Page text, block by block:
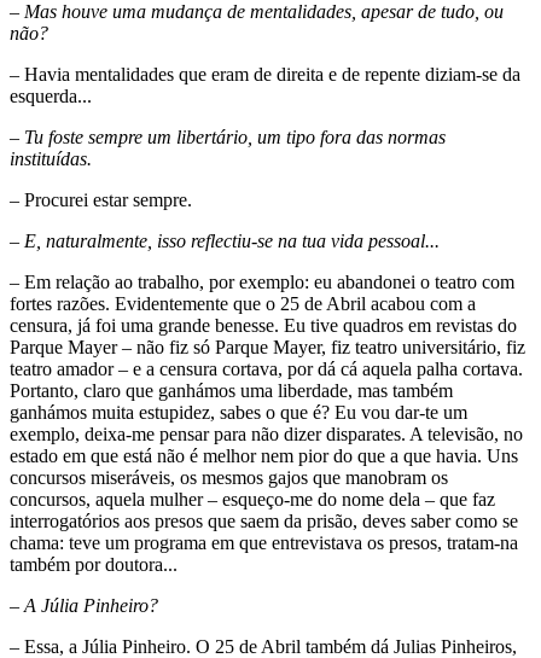
– Mas houve uma mudança de mentalidades, apesar de tudo, ou
não?
– Havia mentalidades que eram de direita e de repente diziam-se da
esquerda...
– Tu foste sempre um libertário, um tipo fora das normas
instituídas.
– Procurei estar sempre.
– E, naturalmente, isso reflectiu-se na tua vida pessoal...
– Em relação ao trabalho, por exemplo: eu abandonei o teatro com
fortes razões. Evidentemente que o 25 de Abril acabou com a
censura, já foi uma grande benesse. Eu tive quadros em revistas do
Parque Mayer – não fiz só Parque Mayer, fiz teatro universitário, fiz
teatro amador – e a censura cortava, por dá cá aquela palha cortava.
Portanto, claro que ganhámos uma liberdade, mas também
ganhámos muita estupidez, sabes o que é? Eu vou dar-te um
exemplo, deixa-me pensar para não dizer disparates. A televisão, no
estado em que está não é melhor nem pior do que a que havia. Uns
concursos miseráveis, os mesmos gajos que manobram os
concursos, aquela mulher – esqueço-me do nome dela – que faz
interrogatórios aos presos que saem da prisão, deves saber como se
chama: teve um programa em que entrevistava os presos, tratam-na
também por doutora...
– A Júlia Pinheiro?
– Essa, a Júlia Pinheiro. O 25 de Abril também dá Julias Pinheiros,